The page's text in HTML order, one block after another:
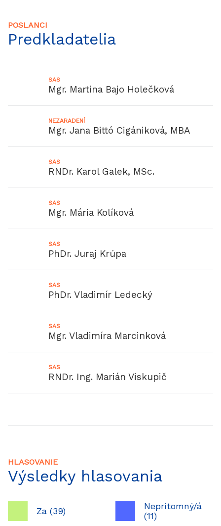
POSLANCI
Predkladatelia
SAS
Mgr. Martina Bajo Holečková
NEZARADENÍ
Mgr. Jana Bittó Cigániková, MBA
SAS
RNDr. Karol Galek, MSc.
SAS
Mgr. Mária Kolíková
SAS
PhDr. Juraj Krúpa
SAS
PhDr. Vladimír Ledecký
SAS
Mgr. Vladimíra Marcinková
SAS
RNDr. Ing. Marián Viskupič
HLASOVANIE
Výsledky hlasovania
Za (39)
Neprítomný/á
(11)